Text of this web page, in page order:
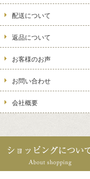
配送について
返品について
お客様のお声
お問い合わせ
会社概要